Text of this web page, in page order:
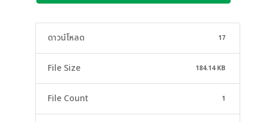
ดาวน์โหลด 17
File Size 184.14 KB
File Count 1